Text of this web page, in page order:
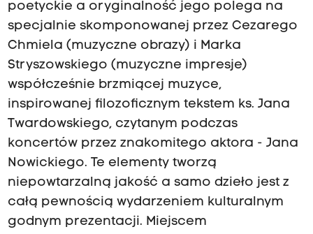
poetyckie a oryginalność jego polega na
specjalnie skomponowanej przez Cezarego
Chmiela (muzyczne obrazy) i Marka
Stryszowskiego (muzyczne impresje)
współcześnie brzmiącej muzyce,
inspirowanej filozoficznym tekstem ks. Jana
Twardowskiego, czytanym podczas
koncertów przez znakomitego aktora - Jana
Nowickiego. Te elementy tworzą
niepowtarzalną jakość a samo dzieło jest z
całą pewnością wydarzeniem kulturalnym
godnym prezentacji. Miejscem